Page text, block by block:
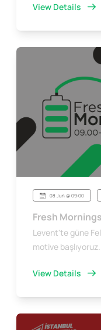
View Details
08 Jun @ 09:00
Fresh
Levent'te güne
motive başlıyoruz.
View Details